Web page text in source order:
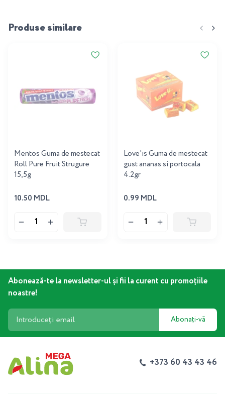
Produse similare
Mentos Guma de mestecat
Roll Pure Fruit Strugure
15,5g
10.50 MDL
Love'is Guma de mestecat
gust ananas si portocala
4.2gr
0.99 MDL
Abonează-te la newsletter-ul și fii la curent cu promoțiile
noastre!
Abonați-vă
+373 60 43 43 46